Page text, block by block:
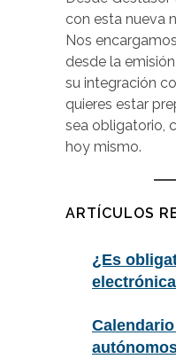
con esta nueva
Nos
desde la
su integración
quieres estar
sea obligatorio,
hoy mismo.
ARTÍCULOS
¿Es